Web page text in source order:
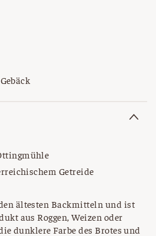
Getreide
ältesten Backmitteln und ist
aus Roggen, Weizen oder
dunklere Farbe des Brotes und